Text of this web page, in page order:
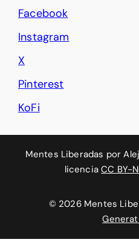
Facebook
Instagram
X
Pinterest
KoFi
Mentes Liberadas por
licenciaCC BY-
© 2026 Mentes